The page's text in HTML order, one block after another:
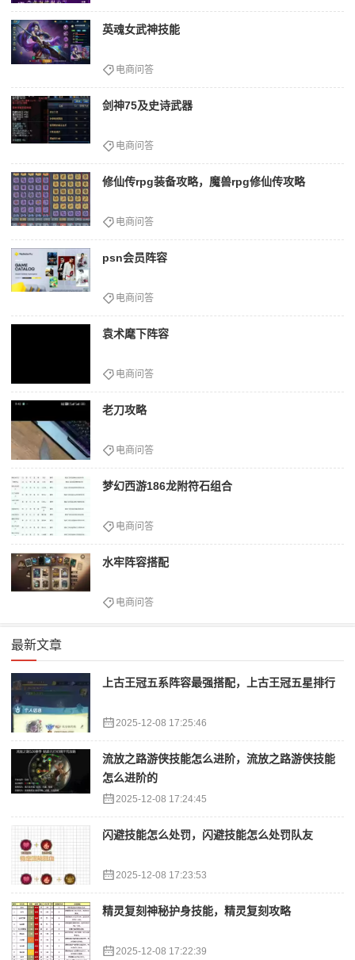
英魂女武神技能
电商问答
剑神75及史诗武器
电商问答
修仙传rpg装备攻略，魔兽rpg修仙传攻略
电商问答
psn会员阵容
电商问答
袁术麾下阵容
电商问答
老刀攻略
电商问答
梦幻西游186龙附符石组合
电商问答
水牢阵容搭配
电商问答
最新文章
上古王冠五系阵容最强搭配，上古王冠五星排行
2025-12-08 17:25:46
流放之路游侠技能怎么进阶，流放之路游侠技能
怎么进阶的
2025-12-08 17:24:45
闪避技能怎么处罚，闪避技能怎么处罚队友
2025-12-08 17:23:53
精灵复刻神秘护身技能，精灵复刻攻略
2025-12-08 17:22:39